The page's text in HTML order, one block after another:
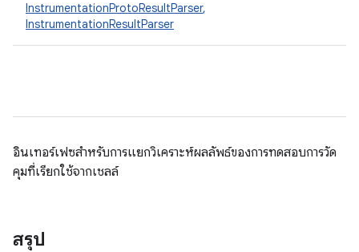
InstrumentationProtoResultParser,
InstrumentationResultParser
อินเทอร์เฟซสำหรับการแยกวิเคราะห์ผลลัพธ์ของการทดสอบการวัด
คุมที่เรียกใช้จากเชลล์
สรุป